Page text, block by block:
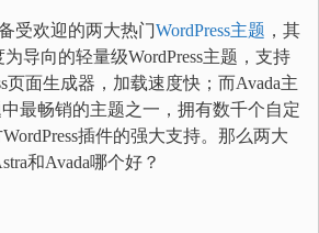
受欢迎的两大热门WordPress主题 ，其
导向的轻量级WordPress主题，支持
页面生成器，加载速度快；而Avada主
中最畅销的主题之一，拥有数千个自定
插件的强大支持。那么两大
和Avada哪个好？